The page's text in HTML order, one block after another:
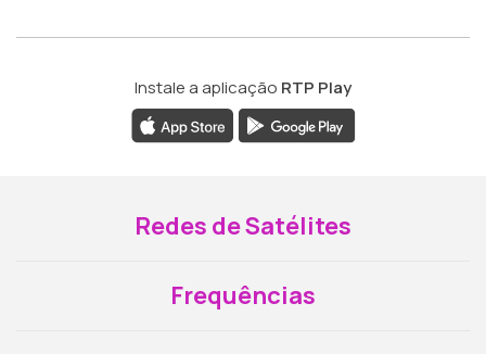
Instale a aplicação RTP Play
Redes de Satélites
Frequências